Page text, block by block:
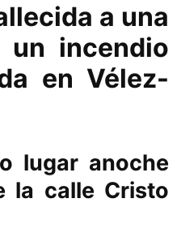
a una
un incendio
en Vélez-
lugar anoche
la calle Cristo